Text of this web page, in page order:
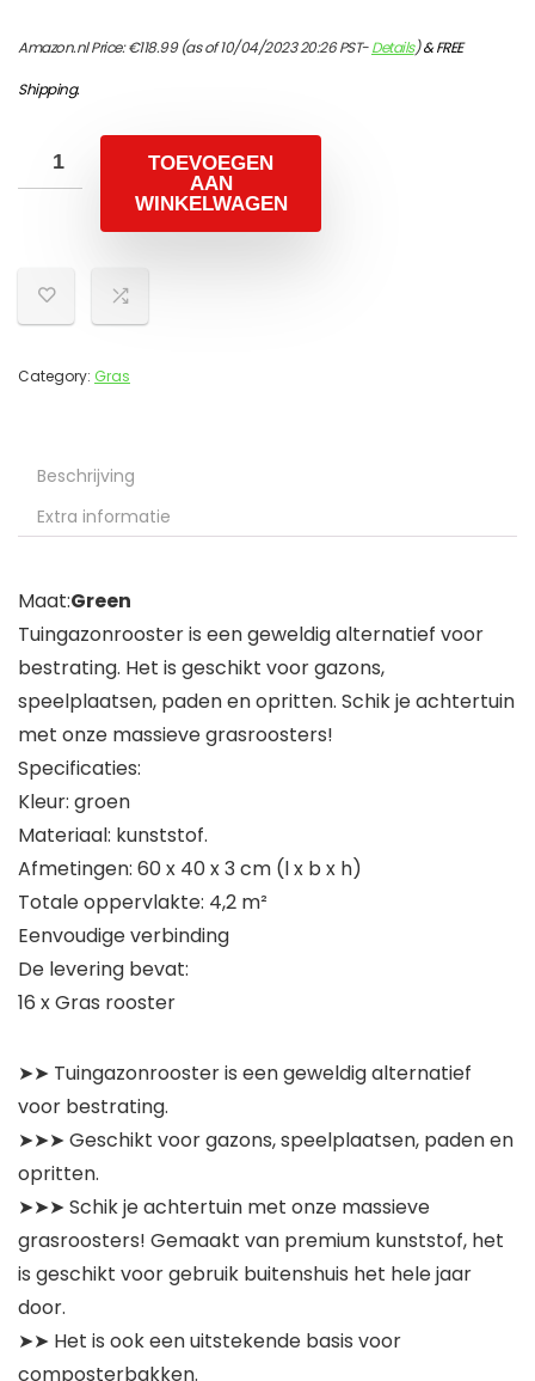
Amazon.nl Price:€118.99(as of 10/04/2023 20:26 PST-Details)&FREE
Shipping.
TOEVOEGEN
AAN
WINKELWAGEN
Category: Gras
Beschrijving
Extra informatie
Maat:Green
Tuingazonrooster is een geweldig alternatief voor
bestrating. Het is geschikt voor gazons,
speelplaatsen, paden en opritten. Schik je achtertuin
met onze massieve grasroosters!
Specificaties:
Kleur: groen
Materiaal: kunststof.
Afmetingen: 60 x 40 x 3 cm (l x b x h)
Totale oppervlakte: 4,2 m²
Eenvoudige verbinding
De levering bevat:
16 x Gras rooster
➤➤ Tuingazonrooster is een geweldig alternatief
voor bestrating.
➤➤➤ Geschikt voor gazons, speelplaatsen, paden en
opritten.
➤➤➤ Schik je achtertuin met onze massieve
grasroosters! Gemaakt van premium kunststof, het
is geschikt voor gebruik buitenshuis het hele jaar
door.
➤➤ Het is ook een uitstekende basis voor
composterbakken.